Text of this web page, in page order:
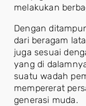
melakukan
Dengan
dari beragam
juga sesuai
yang di
suatu wadah
mempererat
generasi muda.